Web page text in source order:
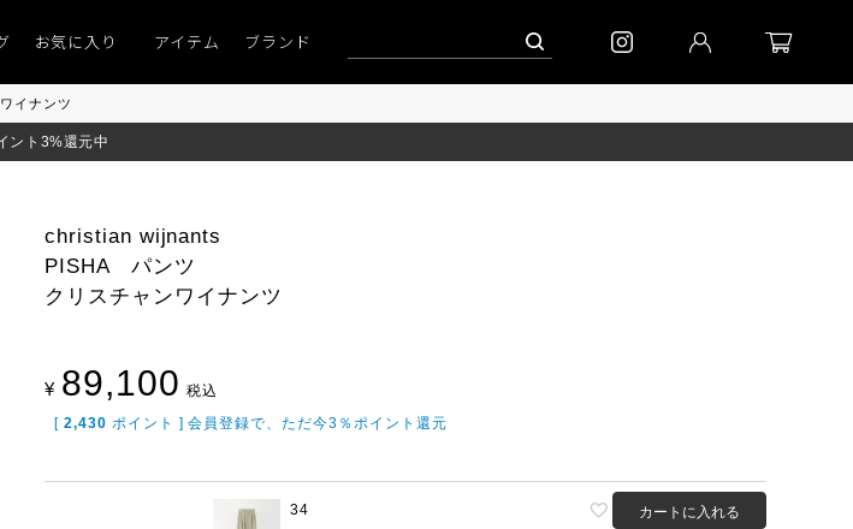
ポイント9％「マンスリーポイントキャンペーン」 予約│「エッグジャケット GREY」
お気に入り アイテム ブランド
イナンツ
ント3%還元中
christian wijnants
PISHA パンツ
クリスチャンワイナンツ
¥ 89,100 税込
[ 2,430 ポイント ] 会員登録で、ただ今3％ポイント還元
34 カートに入れる